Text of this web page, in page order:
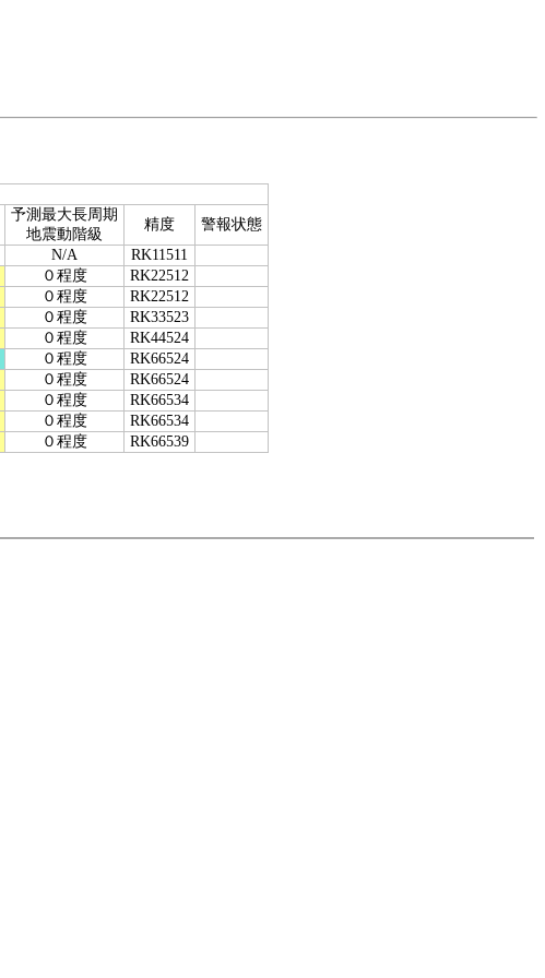
予測最大長周期
地震動階級
精度
警報状態
N/A
RK11511
０程度
RK22512
０程度
RK22512
０程度
RK33523
０程度
RK44524
０程度
RK66524
０程度
RK66524
０程度
RK66534
０程度
RK66534
０程度 RK66539